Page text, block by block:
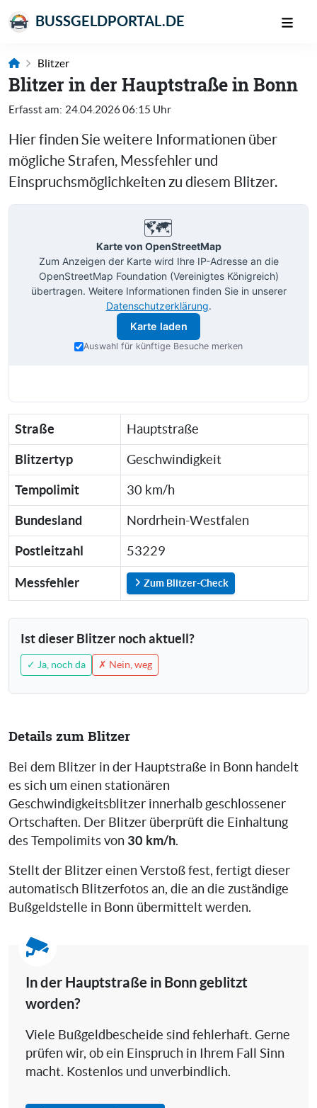
BUSSGELDPORTAL.DE
Blitzer
Blitzer in der Hauptstraße in Bonn
Erfasst am: 24.04.2026 06:15 Uhr
Hier finden Sie weitere Informationen über
mögliche Strafen, Messfehler und
Einspruchsmöglichkeiten zu diesem Blitzer.
🗺️
Karte von OpenStreetMap
Zum Anzeigen der Karte wird Ihre IP-Adresse an die
OpenStreetMap Foundation (Vereinigtes Königreich)
übertragen. Weitere Informationen finden Sie in unserer
Datenschutzerklärung.
Karte laden
Auswahl für künftige Besuche merken
Straße Hauptstraße
Blitzertyp Geschwindigkeit
Tempolimit 30 km/h
Bundesland Nordrhein-Westfalen
Postleitzahl 53229
Messfehler Zum Blitzer-Check
Ist dieser Blitzer noch aktuell?
✓ Ja, noch da ✗ Nein, weg
Details zum Blitzer
Bei dem Blitzer in der Hauptstraße in Bonn handelt
es sich um einen stationären
Geschwindigkeitsblitzer innerhalb geschlossener
Ortschaften. Der Blitzer überprüft die Einhaltung
des Tempolimits von 30 km/h.
Stellt der Blitzer einen Verstoß fest, fertigt dieser
automatisch Blitzerfotos an, die an die zuständige
Bußgeldstelle in Bonn übermittelt werden.
In der Hauptstraße in Bonn geblitzt
worden?
Viele Bußgeldbescheide sind fehlerhaft. Gerne
prüfen wir, ob ein Einspruch in Ihrem Fall Sinn
macht. Kostenlos und unverbindlich.